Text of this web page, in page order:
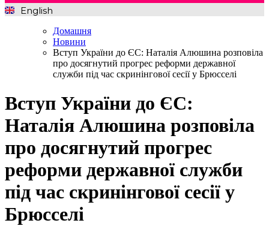
English
Домашня
Новини
Вступ України до ЄС: Наталія Алюшина розповіла
про досягнутий прогрес реформи державної
служби під час скринінгової сесії у Брюсселі
Вступ України до ЄС:
Наталія Алюшина розповіла
про досягнутий прогрес
реформи державної служби
під час скринінгової сесії у
Брюсселі